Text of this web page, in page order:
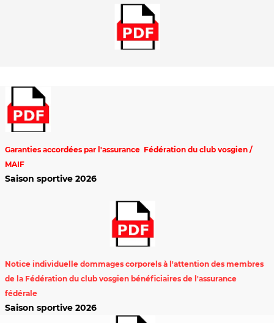
Garanties accordées par l'assurance Fédération du club vosgien /
MAIF
Saison sportive 2026
Notice individuelle dommages corporels à l'attention des membres
de la Fédération du club vosgien bénéficiaires de l'assurance
fédérale
Saison sportive 2026